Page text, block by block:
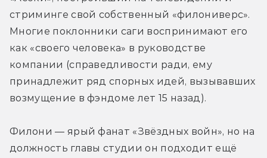
стриминге свой собственный «филониверс».
Многие поклонники саги воспринимают его
как «своего человека» в руководстве
компании (справедливости ради, ему
принадлежит ряд спорных идей, вызывавших
возмущение в фэндоме лет 15 назад).
Филони — ярый фанат «Звёздных войн», но на
должность главы студии он подходит ещё